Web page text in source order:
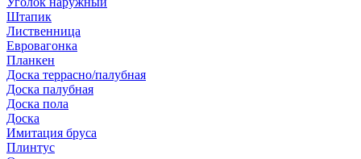
Штапик
Лиственница
Евровагонка
Планкен
Доска террасно/палубная
Доска палубная
Доска пола
Доска
Имитация бруса
Плинтус